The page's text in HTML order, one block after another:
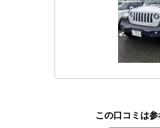
この口コミは